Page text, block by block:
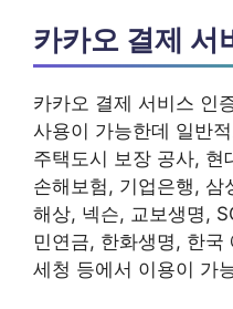
카카오 결제 서
카카오 결제 서비스 인
사용이 가능한데 일반
주택도시 보장 공사,
손해보험, 기업은행, 삼
해상, 넥슨, 교보생명,
민연금, 한화생명, 한국
세청 등에서 이용이 가